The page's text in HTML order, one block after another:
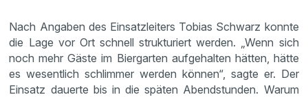
Nach Angaben des Einsatzleiters Tobias Schwarz konnte
die Lage vor Ort schnell strukturiert werden. „Wenn sich
noch mehr Gäste im Biergarten aufgehalten hätten, hätte
es wesentlich schlimmer werden können“, sagte er. Der
Einsatz dauerte bis in die späten Abendstunden. Warum